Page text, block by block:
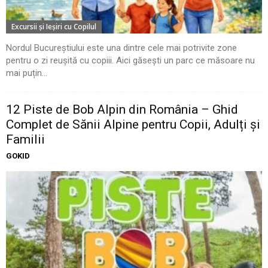
Excursii şi Ieşiri cu Copilul
Nordul Bucureștiului este una dintre cele mai potrivite zone
pentru o zi reușită cu copiii. Aici găsești un parc ce măsoare nu
mai puțin...
12 Piste de Bob Alpin din România – Ghid
Complet de Sănii Alpine pentru Copii, Adulți și
Familii
GOKID